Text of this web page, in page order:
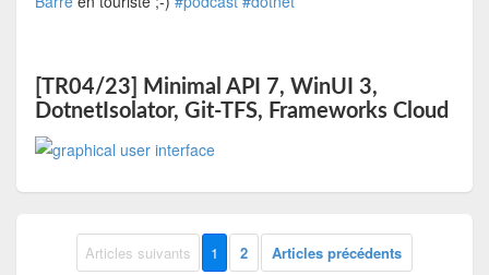
[TR04/23] Minimal API 7, WinUI 3,
DotnetIsolator, Git-TFS, Frameworks Cloud
Articles suivants 1 2 Articles précédents